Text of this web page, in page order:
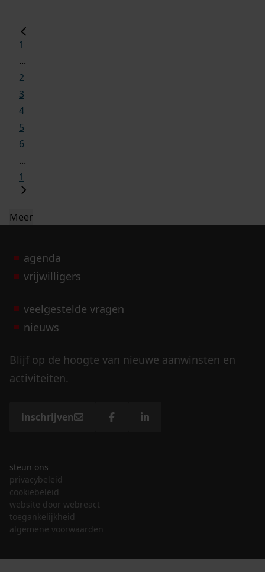
1
...
2
3
4
5
6
...
1
Meer
agenda
vrijwilligers
veelgestelde vragen
nieuws
Blijf op de hoogte van nieuwe aanwinsten en
activiteiten.
inschrijven
steun ons
privacybeleid
cookiebeleid
website door webreact
toegankelijkheid
algemene voorwaarden